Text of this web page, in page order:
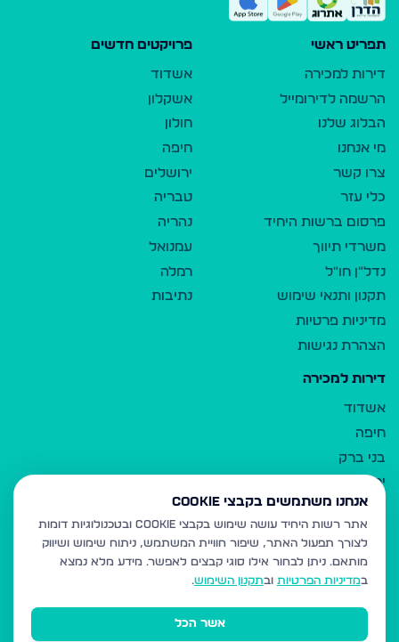
תפריט ראשי
דירות למכירה
הרשמה לדירומייל
הבלוג שלנו
מי אנחנו
צרו קשר
כלי עזר
פרסום ברשות היחיד
משרדי תיווך
נדל"ן חו"ל
תקנון ותנאי שימוש
מדיניות פרטיות
הצהרת נגישות
פרויקטים חדשים
אשדוד
אשקלון
חולון
חיפה
ירושלים
טבריה
נהריה
עמנואל
רמלה
נתיבות
דירות למכירה
אשדוד
חיפה
בני ברק
ירושלים
אלעד
גבעת זאב
בית שמש
רכסים
מודיעין עילית
אנחנו משתמשים בקבצי Cookie
אתר רשות היחיד עושה שימוש בקבצי Cookie ובטכנולוגיות דומות
לצורך תפעול האתר, שיפור חוויית המשתמש, ניתוח שימוש ושיווק
מותאם. ניתן לבחור אילו סוגי קבצים לאפשר. מידע מלא נמצא
במדיניות הפרטיות ובתקנון השימוש.
אשר הכל